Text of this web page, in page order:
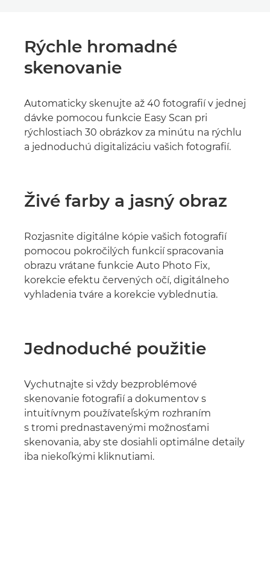
Rýchle hromadné
skenovanie
Automaticky skenujte až 40 fotografií v jednej
dávke pomocou funkcie Easy Scan pri
rýchlostiach 30 obrázkov za minútu na rýchlu
a jednoduchú digitalizáciu vašich fotografií.
Živé farby a jasný obraz
Rozjasnite digitálne kópie vašich fotografií
pomocou pokročilých funkcií spracovania
obrazu vrátane funkcie Auto Photo Fix,
korekcie efektu červených očí, digitálneho
vyhladenia tváre a korekcie vyblednutia.
Jednoduché použitie
Vychutnajte si vždy bezproblémové
skenovanie fotografií a dokumentov s
intuitívnym používateľským rozhraním
s tromi prednastavenými možnosťami
skenovania, aby ste dosiahli optimálne detaily
iba niekoľkými kliknutiami.